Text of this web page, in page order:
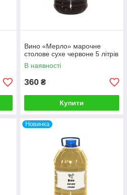
Вино «Мерло» марочне
столове сухе червоне 5 літрів
В наявності
360 ₴
Купити
Новинка